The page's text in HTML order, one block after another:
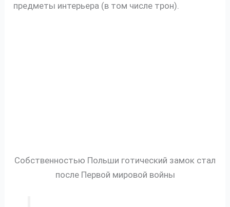
предметы интерьера (в том числе трон).
Собственностью Польши готический замок стал
после Первой мировой войны